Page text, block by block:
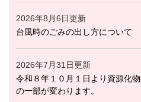
2026年8月6日更新
台風時のごみの出し方について
2026年7月31日更新
令和８年１０月１日より資源化
の一部が変わります。